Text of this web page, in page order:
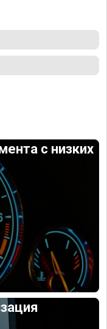
с низких